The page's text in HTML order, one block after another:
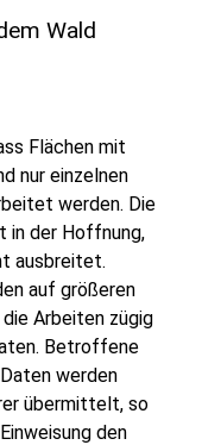
Wald
Flächen mit
nur einzelnen
werden. Die
in der Hoffnung,
ausbreitet.
auf größeren
Arbeiten zügig
Betroffene
werden
übermittelt, so
den